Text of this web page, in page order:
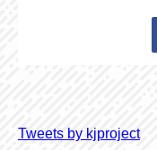
Tweets by kjproject